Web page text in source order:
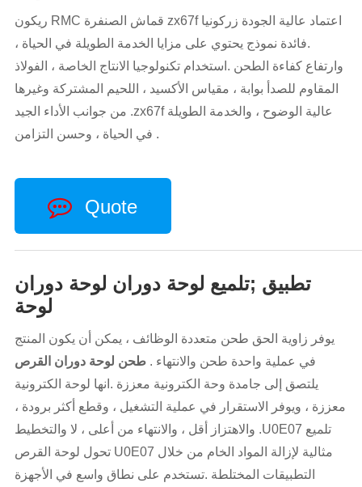
ريكون RMC قماش الصنفرة zx67f اعتماد عالية الجودة زركونيا
.فائدة نموذج يحتوي على مزايا الخدمة الطويلة في الحياة ،
وارتفاع كفاءة الطحن .استخدام تكنولوجيا الانتاج الخاصة ، الفولاذ
المقاوم للصدأ بوابة ، مقياس الأكسيد ، اللحيم المشتركة وغيرها
من جوانب الأداء الجيد .zx67f عالية الوضوح ، والخدمة الطويلة
في الحياة ، وحسن التزامن .
Quote
تطبيق ;تلميع لوحة دوران لوحة دوران
لوحة
يوفر زاوية الحق طحن متعددة الوظائف ، يمكن أن يكون المنتج
في عملية واحدة طحن والانتهاء . طحن لوحة دوران القرص
يلتصق إلى جامدة وحة الكترونية معززة .انها لوحة الكترونية
معززة ، ويوفر الاستقرار في عملية التشغيل ، وقطع أكثر برودة ،
والاهتزاز أقل ، والانتهاء من أعلى ، لا والتخطيط .U0E07 تلميع
تحول لوحة القرص U0E07 مثالية لإزالة المواد الخام من خلال
التطبيقات المختلطة .تستخدم على نطاق واسع في الأجهزة